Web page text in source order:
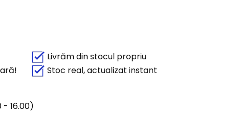
Livrăm din stocul propriu
Stoc real, actualizat instant
- 16.00)